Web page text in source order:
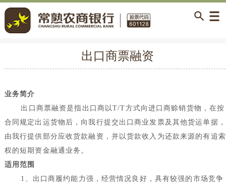
出口商票融资
业务简介
出口商票融资是指出口商以T/T方式向进口商赊销货物，在按
合同规定出运货物后，向我行提交出口商业发票及其他货运单据，
由我行提供部分应收货款融资，并以货款收入为还款来源的有追索
权的短期资金融通业务。
适用范围
1 、出口商履约能力强，经营情况良好，具有较强的市场竞争